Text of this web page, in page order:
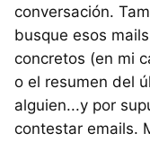
conversación.
busque esos
concretos (en mi
o el resumen del
alguien...y por
contestar emails.